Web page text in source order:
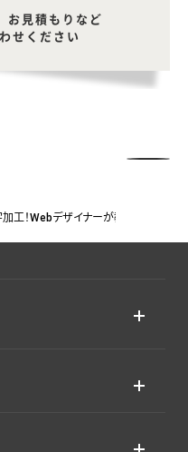
お見積もりなど
せください
加工！Webデザイナーが教える簡単な